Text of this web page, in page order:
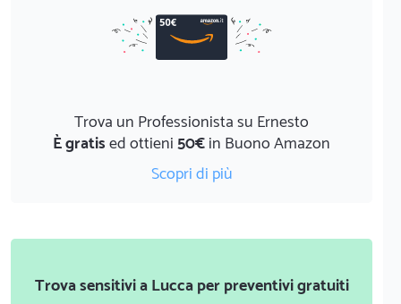
Trova un Professionista su Ernesto
È gratised ottieni50€in Buono Amazon
Scopri di più
Trova sensitivi a Lucca per preventivi gratuiti